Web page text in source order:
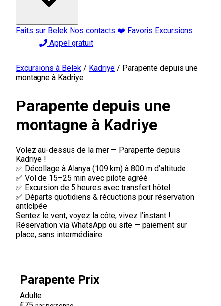
Faits sur Belek Nos contacts ❤️ Favoris Excursions
Appel gratuit
Excursions à Belek / Kadriye / Parapente depuis une
montagne à Kadriye
Parapente depuis une
montagne à Kadriye
Volez au-dessus de la mer — Parapente depuis
Kadriye !
✅ Décollage à Alanya (109 km) à 800 m d’altitude
✅ Vol de 15–25 min avec pilote agréé
✅ Excursion de 5 heures avec transfert hôtel
✅ Départs quotidiens & réductions pour réservation
anticipée
Sentez le vent, voyez la côte, vivez l’instant !
Réservation via WhatsApp ou site — paiement sur
place, sans intermédiaire.
Parapente Prix
Adulte